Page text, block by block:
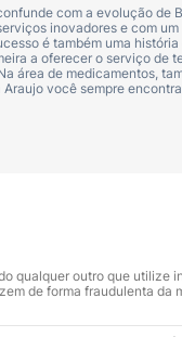
com a evolução de
inovadores e com um
é também uma
a oferecer o serviço de
área de medicamentos,
você sempre
qualquer outro que utilize
de forma fraudulenta da